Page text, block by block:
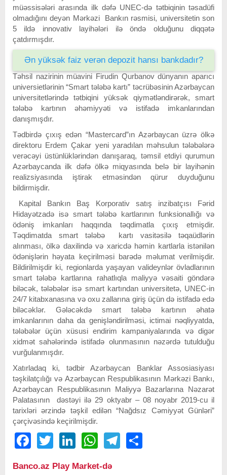
müəssisələri arasında ilk dəfə UNEC-də tətbiqinin təsadüfi
olmadığını deyən Mərkəzi Bankın rəsmisi, universitetin son
5 ildə innovativ layihələri ilə öndə olduğunu diqqətə
çatdırmışdır.
Ən yüksək faiz verən depozit hansı bankdadır?
Təhsil nazirinin müavini Firudin Qurbanov dünyanın aparıcı
universietlərinin “Smart tələbə kartı” təcrübəsinin Azərbaycan
universitetlərində tətbiqini yüksək qiymətləndirərək, smart
tələbə kartının əhəmiyyəti və istifadə imkanlarından
danışmışdır.
Tədbirdə çıxış edən “Mastercard”ın Azərbaycan üzrə ölkə
direktoru Erdem Çakar yeni yaradılan məhsulun tələbələrə
verəcəyi üstünlüklərindən danışaraq, təmsil etdiyi qurumun
Azərbaycanda ilk dəfə ölkə miqyasında belə bir layihənin
realizsiyasında iştirak etməsindən qürur duyduğunu
bildirmişdir.
Kapital Bankın Baş Korporativ satış inzibatçısı Fərid
Hidayətzadə isə smart tələbə kartlarının funksionallığı və
ödəniş imkanları haqqında təqdimatla çıxış etmişdir.
Təqdimatda smart tələbə kartı vasitəsilə təqaüdlərin
alınması, ölkə daxilində və xaricdə həmin kartlarla istənilən
ödənişlərin həyata keçirilməsi barədə məlumat verilmişdir.
Bildirilmişdir ki, regionlarda yaşayan valideynlər övladlarının
smart tələbə kartlarına rahatlıqla maliyyə vəsaiti göndərə
biləcək, tələbələr isə smart kartından universitetə, UNEC-in
24/7 kitabxanasına və oxu zallarına giriş üçün də istifadə edə
biləcəklər. Gələcəkdə smart tələbə kartının əhatə
imkanlarının daha da genişləndirilməsi, ictimai nəqliyyatda,
tələbələr üçün xüsusi endirim kampaniyalarında və digər
xidmət sahələrində istifadə olunmasının nəzərdə tutulduğu
vurğulanmışdır.
Xatırladaq ki, tədbir Azərbaycan Banklar Assosiasiyası
təşkilatçılığı və Azərbaycan Respublikasının Mərkəzi Bankı,
Azərbaycan Respublikasının Maliyyə Bazarlarına Nəzarət
Palatasının dəstəyi ilə 29 oktyabr – 08 noyabr 2019-cu il
tarixləri ərzində təşkil edilən “Nağdsız Cəmiyyət Günləri”
çərçivəsində keçirilmişdir.
FacebookTwitter LinkedIn WhatsAppTelegram
Banco.az Play Market-də